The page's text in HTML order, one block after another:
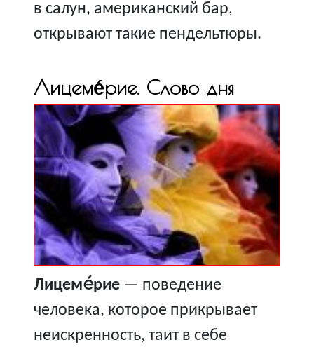
в салун, американский бар,
открывают такие пендельтюры.
Лицеме́рие. Слово дня
Лицеме́рие — поведение
человека, которое прикрывает
неискренность, таит в себе